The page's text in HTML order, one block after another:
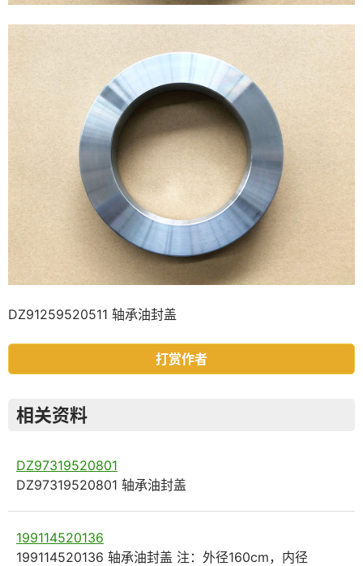
DZ91259520511 轴承油封盖
打赏作者
相关资料
DZ97319520801
DZ97319520801 轴承油封盖
199114520136
199114520136 轴承油封盖 注：外径160cm，内径